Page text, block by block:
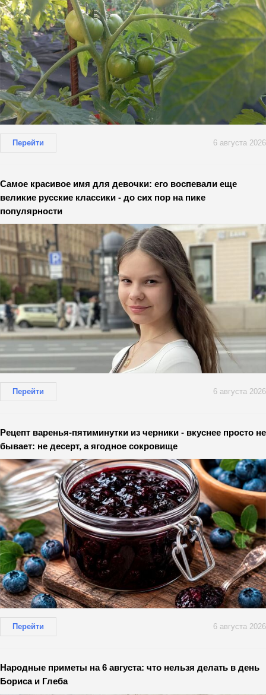
Перейти 6 августа 2026
Самое красивое имя для девочки: его воспевали еще
великие русские классики - до сих пор на пике
популярности
Перейти 6 августа 2026
Рецепт варенья-пятиминутки из черники - вкуснее просто не
бывает: не десерт, а ягодное сокровище
Перейти 6 августа 2026
Народные приметы на 6 августа: что нельзя делать в день
Бориса и Глеба